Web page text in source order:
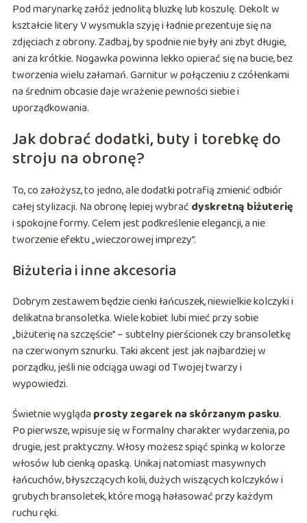
Pod marynarkę załóż jednolitą bluzkę lub koszulę. Dekolt w
kształcie litery V wysmukla szyję i ładnie prezentuje się na
zdjęciach z obrony. Zadbaj, by spodnie nie były ani zbyt długie,
ani za krótkie. Nogawka powinna lekko opierać się na bucie, bez
tworzenia wielu załamań. Garnitur w połączeniu z czółenkami
na średnim obcasie daje wrażenie pewności siebie i
uporządkowania.
Jak dobrać dodatki, buty i torebkę do
stroju na obronę?
To, co założysz, to jedno, ale dodatki potrafią zmienić odbiór
całej stylizacji. Na obronę lepiej wybrać dyskretną biżuterię
i spokojne formy. Celem jest podkreślenie elegancji, a nie
tworzenie efektu „wieczorowej imprezy”.
Biżuteria i inne akcesoria
Dobrym zestawem będzie cienki łańcuszek, niewielkie kolczyki i
delikatna bransoletka. Wiele kobiet lubi mieć przy sobie
„biżuterię na szczęście” – subtelny pierścionek czy bransoletkę
na czerwonym sznurku. Taki akcent jest jak najbardziej w
porządku, jeśli nie odciąga uwagi od Twojej twarzy i
wypowiedzi.
Świetnie wygląda prosty zegarek na skórzanym pasku.
Po pierwsze, wpisuje się w formalny charakter wydarzenia, po
drugie, jest praktyczny. Włosy możesz spiąć spinką w kolorze
włosów lub cienką opaską. Unikaj natomiast masywnych
łańcuchów, błyszczących kolii, dużych wiszących kolczyków i
grubych bransoletek, które mogą hałasować przy każdym
ruchu ręki.